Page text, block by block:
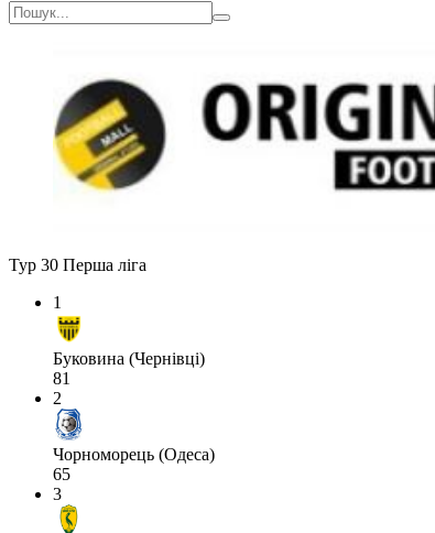
Тур 30 Перша ліга
1
Буковина (Чернівці)
81
2
Чорноморець (Одеса)
65
3